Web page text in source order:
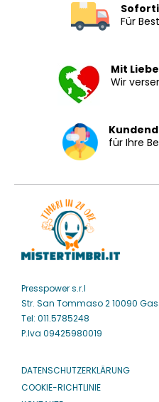
Für
Mit
Wir
für Ihre
Presspower s.r.l
Str. San Tommaso 2 10090
Tel: 011.5785248
P.Iva 09425980019
DATENSCHUTZERKLÄRUNG
COOKIE-RICHTLINIE